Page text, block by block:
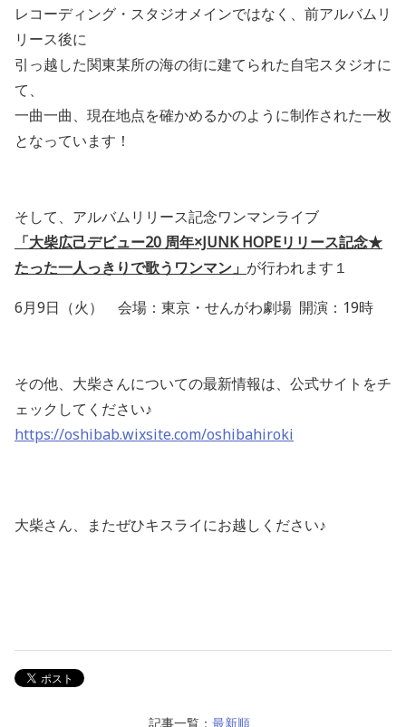
レコーディング・スタジオメインではなく、前アルバムリ
リース後に
引っ越した関東某所の海の街に建てられた⾃宅スタジオに
て、
⼀曲⼀曲、現在地点を確かめるかのように制作された⼀枚
となっています！
そして、アルバムリリース記念ワンマンライブ
「⼤柴広⼰デビュー20 周年×JUNK HOPEリリース記念★
たった⼀⼈っきりで歌うワンマン」 が行われます１
6⽉9⽇（⽕） 会場：東京・せんがわ劇場 開演：19時
その他、大柴さんについての最新情報は、公式サイトをチ
ェックしてください♪
https://oshibab.wixsite.com/oshibahiroki
大柴さん、またぜひキスライにお越しください♪
記事一覧： 最新順